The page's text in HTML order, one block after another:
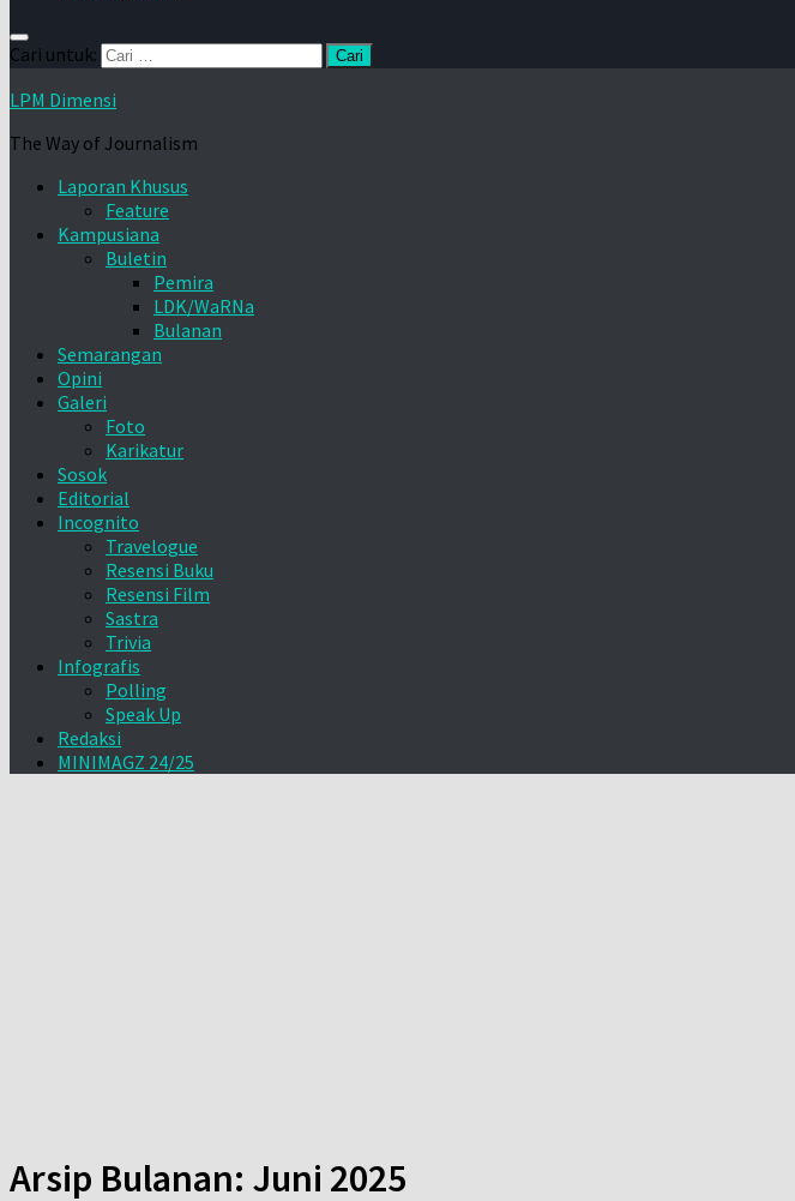
Cari untuk:
LPM Dimensi
The Way of Journalism
Laporan Khusus
Feature
Kampusiana
Buletin
Pemira
LDK/WaRNa
Bulanan
Semarangan
Opini
Galeri
Foto
Karikatur
Sosok
Editorial
Incognito
Travelogue
Resensi Buku
Resensi Film
Sastra
Trivia
Infografis
Polling
Speak Up
Redaksi
MINIMAGZ 24/25
Arsip Bulanan: Juni 2025